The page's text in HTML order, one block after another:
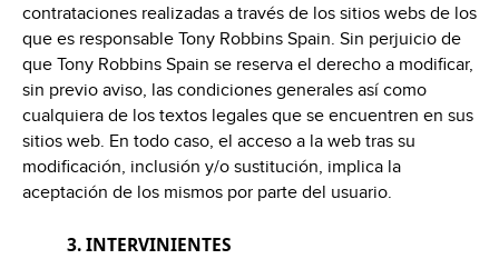
contrataciones realizadas a través de los sitios webs de los
que es responsable Tony Robbins Spain. Sin perjuicio de
que Tony Robbins Spain se reserva el derecho a modificar,
sin previo aviso, las condiciones generales así como
cualquiera de los textos legales que se encuentren en sus
sitios web. En todo caso, el acceso a la web tras su
modificación, inclusión y/o sustitución, implica la
aceptación de los mismos por parte del usuario.
3. INTERVINIENTES